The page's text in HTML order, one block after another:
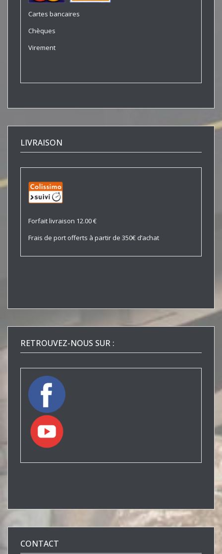
Cartes bancaires
Chèques
Virement
LIVRAISON
Forfait livraison 12.00 €
Frais de port offerts à partir de 350€ d’achat
RETROUVEZ-NOUS SUR :
CONTACT